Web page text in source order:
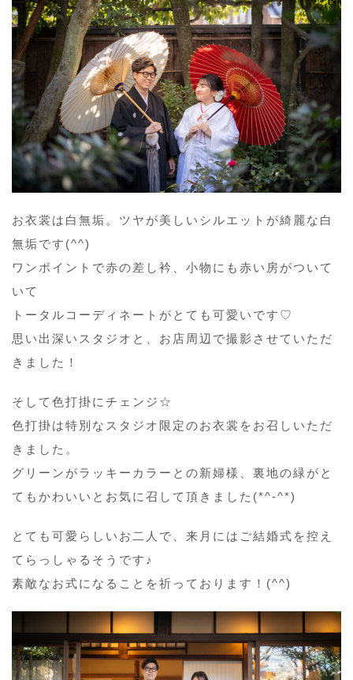
お衣裳は白無垢。ツヤが美しいシルエットが綺麗な白
無垢です(^^)
ワンポイントで赤の差し衿、小物にも赤い房がついて
いて
トータルコーディネートがとても可愛いです♡
思い出深いスタジオと、お店周辺で撮影させていただ
きました！
そして色打掛にチェンジ☆
色打掛は特別なスタジオ限定のお衣裳をお召しいただ
きました。
グリーンがラッキーカラーとの新婦様、裏地の緑がと
てもかわいいとお気に召して頂きました(*^-^*)
とても可愛らしいお二人で、来月にはご結婚式を控え
てらっしゃるそうです♪
素敵なお式になることを祈っております！(^^)